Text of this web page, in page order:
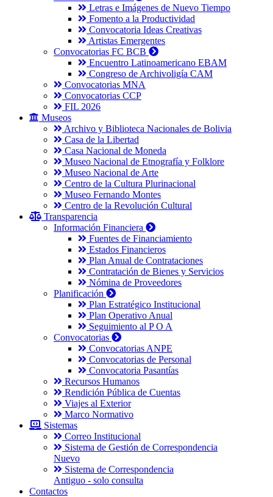
Letras e Imágenes de Nuevo Tiempo
Fomento a la Productividad
Convocatoria Ideas Creativas
Artistas Emergentes
Convocatorias FC BCB
Encuentro Latinoamericano EBAM
Congreso de Archivoligía CAM
Convocatorias MNA
Convocatorias CCP
FIL 2026
Museos
Archivo y Biblioteca Nacionales de Bolivia
Casa de la Libertad
Casa Nacional de Moneda
Museo Nacional de Etnografía y Folklore
Museo Nacional de Arte
Centro de la Cultura Plurinacional
Museo Fernando Montes
Centro de la Revolución Cultural
Transparencia
Información Financiera
Fuentes de Financiamiento
Estados Financieros
Plan Anual de Contrataciones
Contratación de Bienes y Servicios
Nómina de Proveedores
Planificación
Plan Estratégico Institucional
Plan Operativo Anual
Seguimiento al P O A
Convocatorias
Convocatorias ANPE
Convocatorias de Personal
Convocatoria Pasantías
Recursos Humanos
Rendición Pública de Cuentas
Viajes al Exterior
Marco Normativo
Sistemas
Correo Institucional
Sistema de Gestión de Correspondencia
Nuevo
Sistema de Correspondencia
Antiguo - solo consulta
Contactos